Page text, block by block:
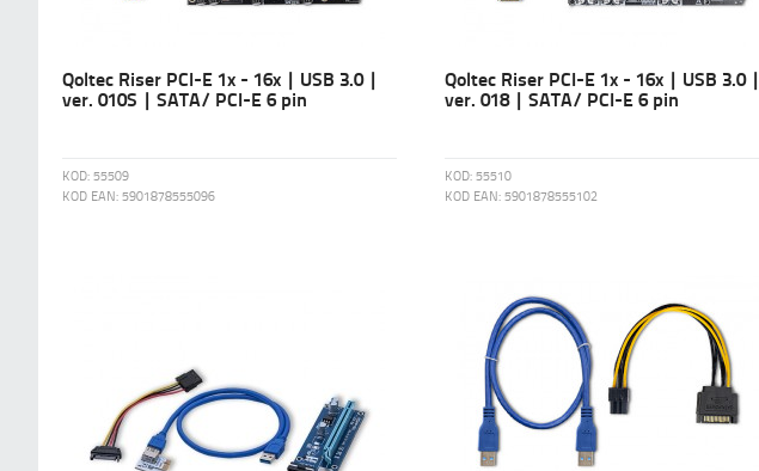
Qoltec Riser PCI-E 1x - 16x | USB 3.0 |
ver. 010S | SATA/ PCI-E 6 pin
KOD: 55509
KOD EAN: 5901878555096
Qoltec Riser PCI-E 1x - 16x | USB 3.0 |
ver. 018 | SATA/ PCI-E 6 pin
KOD: 55510
KOD EAN: 5901878555102